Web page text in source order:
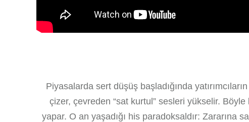
Piyasalarda sert düşüş başladığında
çizer, çevreden “sat kurtul” sesleri yükselir.
yapar. O an yaşadığı his paradoksaldır: Zararına